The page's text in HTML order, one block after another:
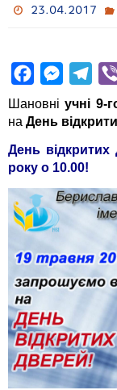
23.04.2017
c
b
o
o
k
M
s
e
n
g
r
e
l
r
a
Шановні учні 9-
на День
День відкритих
року о 10.00!